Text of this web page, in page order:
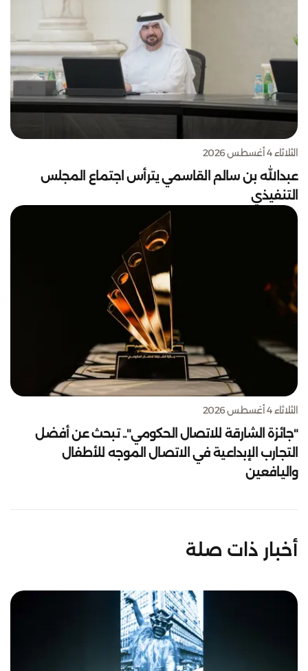
الثلاثاء 4 أغسطس 2026
عبدالله بن سالم القاسمي يترأس اجتماع المجلس
التنفيذي
الثلاثاء 4 أغسطس 2026
"جائزة الشارقة للاتصال الحكومي".. تبحث عن أفضل
التجارب الإبداعية في الاتصال الموجه للأطفال
واليافعين
أخبار ذات صلة